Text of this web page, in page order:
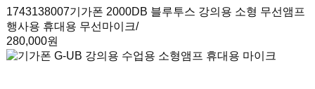
1743138007기가폰 2000DB 블루투스 강의용 소형 무선앰프
행사용 휴대용 무선마이크/
280,000원